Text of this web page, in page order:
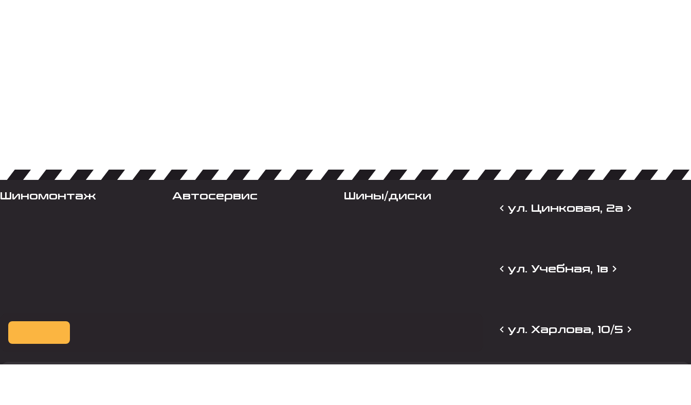
Шиномонтаж Автосервис
Шины/диски
ул. Цинковая, 2а
ул. Учебная, 1в
ул. Харлова, 10/5